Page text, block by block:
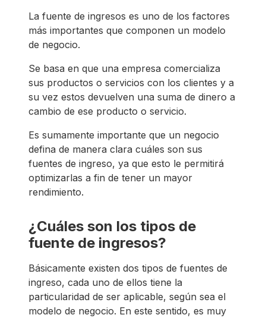
La fuente de ingresos es uno de los factores
más importantes que componen un modelo
de negocio.
Se basa en que una empresa comercializa
sus productos o servicios con los clientes y a
su vez estos devuelven una suma de dinero a
cambio de ese producto o servicio.
Es sumamente importante que un negocio
defina de manera clara cuáles son sus
fuentes de ingreso, ya que esto le permitirá
optimizarlas a fin de tener un mayor
rendimiento.
¿Cuáles son los tipos de
fuente de ingresos?
Básicamente existen dos tipos de fuentes de
ingreso, cada uno de ellos tiene la
particularidad de ser aplicable, según sea el
modelo de negocio. En este sentido, es muy